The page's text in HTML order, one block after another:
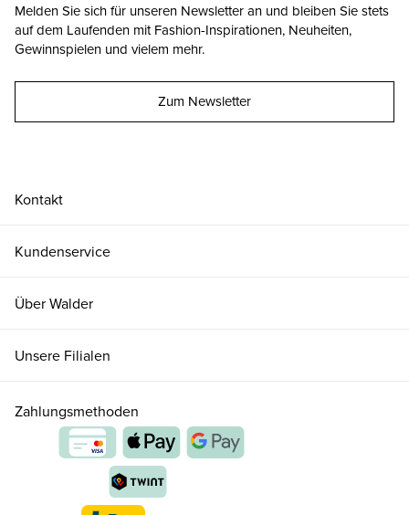
Kontakt
Kundenservice
Über Walder
Unsere Filialen
Melden Sie sich für unseren Newsletter an und bleiben Sie stets
auf dem Laufenden mit Fashion-Inspirationen, Neuheiten,
Gewinnspielen und vielem mehr.
Zum Newsletter
Zahlungsmethoden